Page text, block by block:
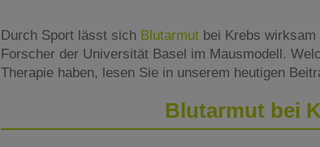
Durch Sport lässt sich Blutarmut bei Krebs
Forscher der Universität Basel im Mausmodell.
Therapie haben, lesen Sie in unserem heutigen
Blutarmut bei